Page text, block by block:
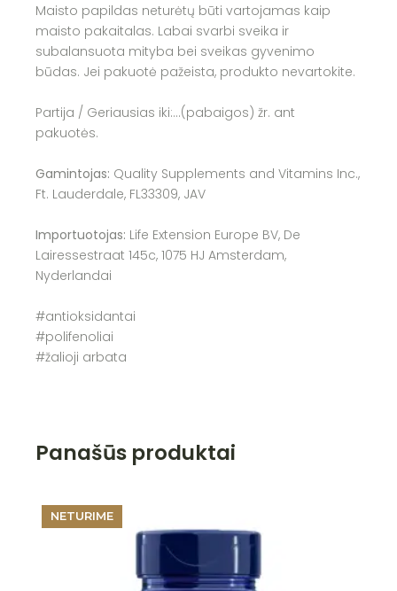
Maisto papildas neturėtų būti vartojamas kaip
maisto pakaitalas. Labai svarbi sveika ir
subalansuota mityba bei sveikas gyvenimo
būdas. Jei pakuotė pažeista, produkto nevartokite.
Partija / Geriausias iki:…(pabaigos) žr. ant
pakuotės.
Gamintojas: Quality Supplements and Vitamins Inc.,
Ft. Lauderdale, FL33309, JAV
Importuotojas: Life Extension Europe BV, De
Lairessestraat 145c, 1075 HJ Amsterdam,
Nyderlandai
#antioksidantai
#polifenoliai
#žalioji arbata
Panašūs produktai
NETURIME